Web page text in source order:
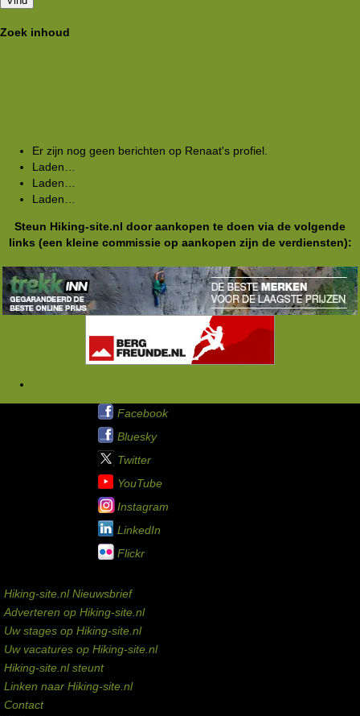
Zoek inhoud
Er zijn nog geen berichten op Renaat's profiel.
Laden…
Laden…
Laden…
Steun Hiking-site.nl door aankopen te doen via de volgende
links (een kleine commissie op aankopen zijn de verdiensten):
Facebook
Bluesky
Twitter
YouTube
Instagram
LinkedIn
Flickr
Hiking-site.nl Nieuwsbrief
Adverteren op Hiking-site.nl
Uw stages op Hiking-site.nl
Uw vacatures op Hiking-site.nl
Hiking-site.nl steunt
Linken naar Hiking-site.nl
Contact